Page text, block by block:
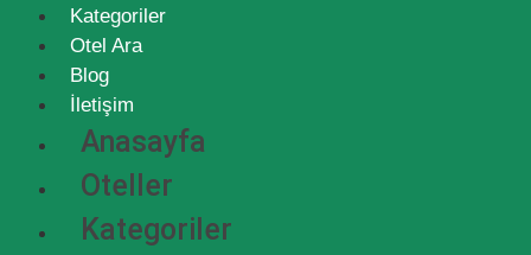
Kategoriler
Otel Ara
Blog
İletişim
Anasayfa
Oteller
Kategoriler